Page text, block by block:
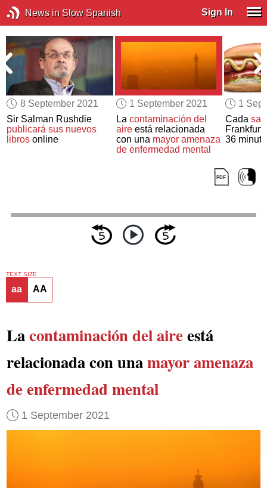
News in Slow Spanish Sign In
8 September 2021
Sir Salman Rushdie
publicará sus nuevos
libros online
1 September 2021
La contaminación del
aireestá relacionada
con una mayor amenaza
de enfermedad mental
1
Cada
Frankfurt
36
TEXT SIZE
aa AA
Lacontaminación del aireestá
relacionada con unamayor amenaza
de enfermedad mental
1 September 2021